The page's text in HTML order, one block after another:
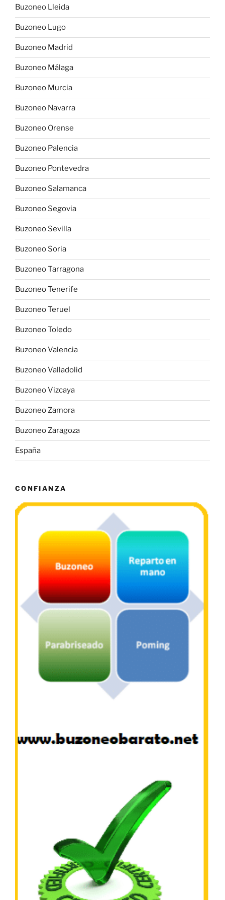
Buzoneo Lleida
Buzoneo Lugo
Buzoneo Madrid
Buzoneo Málaga
Buzoneo Murcia
Buzoneo Navarra
Buzoneo Orense
Buzoneo Palencia
Buzoneo Pontevedra
Buzoneo Salamanca
Buzoneo Segovia
Buzoneo Sevilla
Buzoneo Soria
Buzoneo Tarragona
Buzoneo Tenerife
Buzoneo Teruel
Buzoneo Toledo
Buzoneo Valencia
Buzoneo Valladolid
Buzoneo Vizcaya
Buzoneo Zamora
Buzoneo Zaragoza
España
CONFIANZA